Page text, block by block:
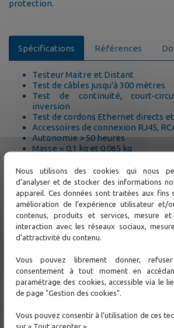
protection.
Spécifications Références
Testeur Maitre et Distant
Test de câbles jusqu'à 300 mètres
Test de continuité, court-
inversion
Test de cordons Ethernet directs
Accessoires de connexion RJ45,
Autonomie > 50 heures
Masse = 0,1 kg et 0,065 kg
Support
Contactez-nous
Test de ligne de
SideKick-Plus
Nous utilisons des cookies qui nous
d’analyser et de stocker des informations
appareil. Ces données sont traitées aux fins
amélioration de l’expérience utilisateur
contenus, produits et services, mesure et
interaction avec les réseaux sociaux,
d’attractivité du contenu.
Vous pouvez librement donner,
consentement à tout moment en
paramétrage des cookies, accessible via le
de page "Gestion des cookies".
Vous pouvez consentir à l’utilisation de ces
sur « Tout accepter »